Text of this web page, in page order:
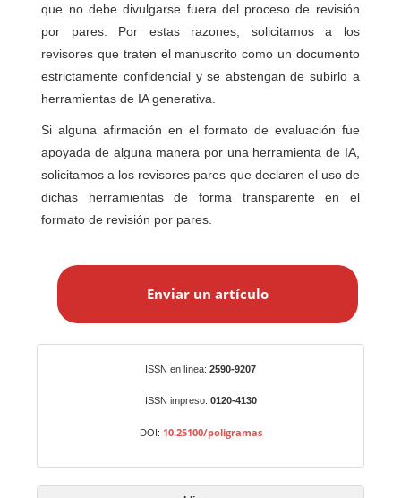
que no debe divulgarse fuera del proceso de revisión
por pares. Por estas razones, solicitamos a los
revisores que traten el manuscrito como un documento
estrictamente confidencial y se abstengan de subirlo a
herramientas de IA generativa.
Si alguna afirmación en el formato de evaluación fue
apoyada de alguna manera por una herramienta de IA,
solicitamos a los revisores pares que declaren el uso de
dichas herramientas de forma transparente en el
formato de revisión por pares.
a
t
í
Enviar un artículo
ISSN en línea: 2590-9207
ISSN impreso: 0120-4130
DOI: 10.25100/poligramas